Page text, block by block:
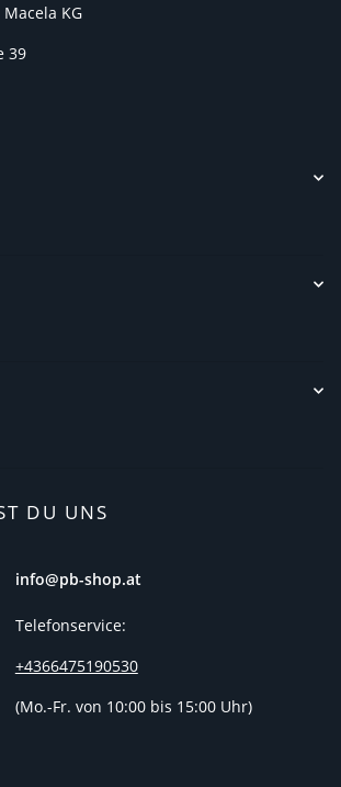
KG
39
DU UNS
info@pb-shop.at
Telefonservice:
+4366475190530
(Mo.-Fr. von 10:00 bis 15:00 Uhr)